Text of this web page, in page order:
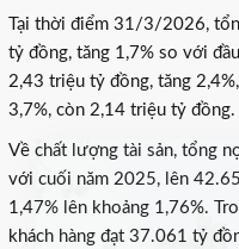
Tại thời điểm 31/3/2026,
tỷ đồng, tăng 1,7% so với
2,43 triệu tỷ đồng, tăng
3,7%, còn 2,14 triệu tỷ đồng.
Về chất lượng tài sản, tổng
với cuối năm 2025, lên
1,47% lên khoảng 1,76%.
khách hàng đạt 37.061 tỷ